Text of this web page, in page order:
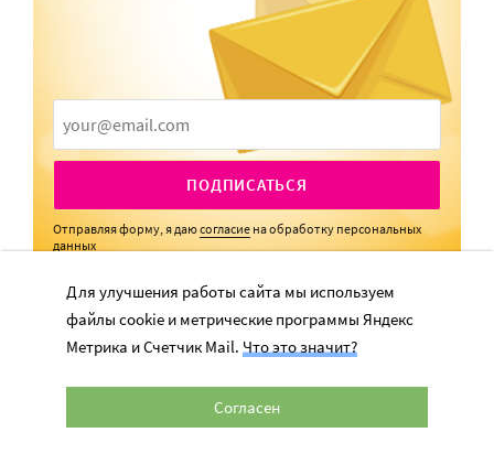
ПОДПИСАТЬСЯ
Отправляя форму, я даюсогласие на обработку персональных
данных
Для улучшения работы сайта мы используем
файлы cookie и метрические программы Яндекс
Метрика и Счетчик Mail. Что это значит?
Согласен